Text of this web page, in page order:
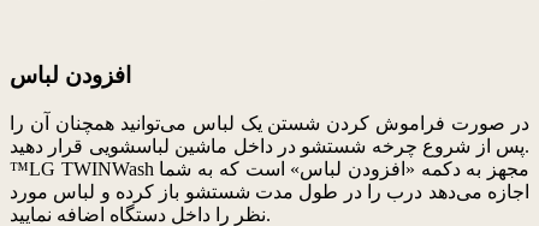
افزودن لباس
در صورت فراموش کردن شستن یک لباس می‌توانید همچنان آن را
پس از شروع چرخه شستشو در داخل ماشین لباسشویی قرار دهید.
™LG TWINWash مجهز به دکمه «افزودن لباس» است که به شما
اجازه می‌دهد درب را در طول مدت شستشو باز کرده و لباس مورد
نظر را داخل دستگاه اضافه نمایید.